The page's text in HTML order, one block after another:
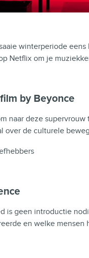
winterperiode
Netflix om je
by Beyonce
naar deze
over de culturele
is geen introductie
en welke mensen